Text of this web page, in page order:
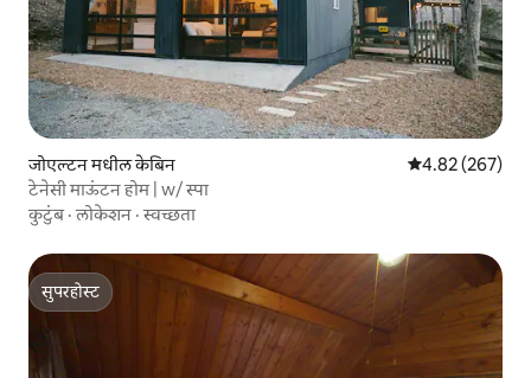
जोएल्टन मधील केबिन 5 पैकी 4.82
4.82 (267)
टेनेसी माऊंटन होम | w/ स्पा
कुटुंब·लोकेशन ·स्वच्छता
सुपरहोस्ट
सुपरहोस्ट